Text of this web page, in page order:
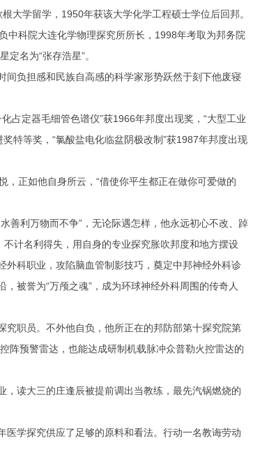
大学留学，1950年获该大学化学工程硕士学位后回邦。
中科院大连化学物理探究所所长，1998年考取为邦务院
名为“张存浩星”。
负担感和民族自高感的科学家形势跃然于刻下他废寝
定器毛细管色谱仪”获1966年邦度出现奖，“大型工业
特等奖，“氯酸盐电化临盆阴极改制”获1987年邦度出现
正如他自身所云，“借使你平生都正在做你可爱做的
利万物而不争”，无论际遇怎样，他永远初心不改、踔
计名利得失，用自身的专业探究胀吹邦度和地方摆设
科职业，攻陷脑血管制影技巧，奠定中邦神经外科诊
被誉为“万颅之魂”，成为环球神经外科周围的传奇人
职员。不外他自负，他所正在的邦防部第十探究院第
阵预警雷达，也能达成研制机载脉冲众普勒火控雷达的
读大三的庄逢辰被提前调出当教练，最先汽锅燃烧的
学探究供应了足够的原料和看法。行动一名教诲劳动